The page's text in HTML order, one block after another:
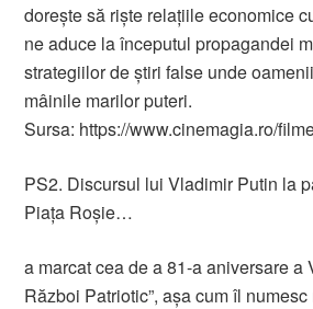
dorește să riște relațiile economice
ne aduce la începutul propagandei
strategiilor de știri false unde
mâinile marilor puteri.
Sursa: https://www.cinemagia.ro/
PS2. Discursul lui Vladimir Putin la
Piața Roșie…
a marcat cea de a 81-a aniversare a
Război Patriotic”, așa cum îl